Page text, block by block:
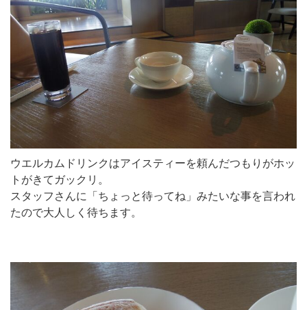
ウエルカムドリンクはアイスティーを頼んだつもりがホッ
トがきてガックリ。
スタッフさんに「ちょっと待ってね」みたいな事を言われ
たので大人しく待ちます。